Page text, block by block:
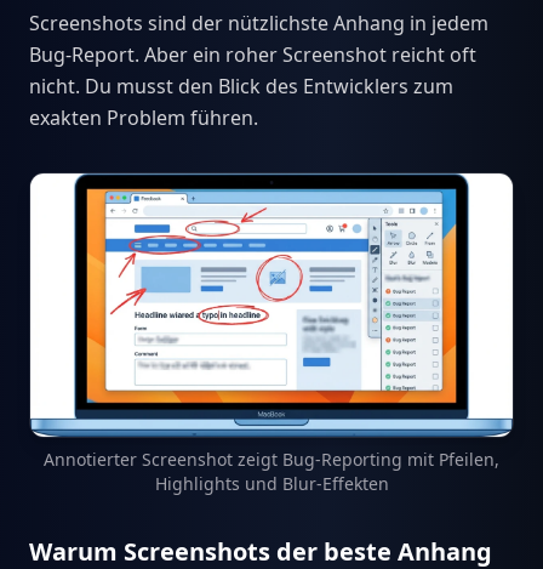
Screenshots sind der nützlichste Anhang in jedem
Bug-Report. Aber ein roher Screenshot reicht oft
nicht. Du musst den Blick des Entwicklers zum
exakten Problem führen.
Annotierter Screenshot zeigt Bug-Reporting mit Pfeilen,
Highlights und Blur-Effekten
Warum Screenshots der beste Anhang